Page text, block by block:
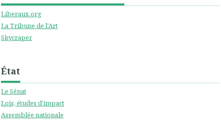
Liberaux.org
La Tribune de l'Art
Skycraper
État
Le Sénat
Lois, études d'impact
Assemblée nationale